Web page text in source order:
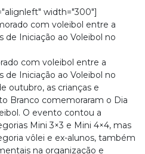
width="300"]
com voleibol entre a
Iniciação ao Voleibol no
outubro, as crianças e
Branco comemoraram o Dia
O evento contou a
Mini 3×3 e Mini 4×4, mas
vôlei e ex-alunos, também
na organização e